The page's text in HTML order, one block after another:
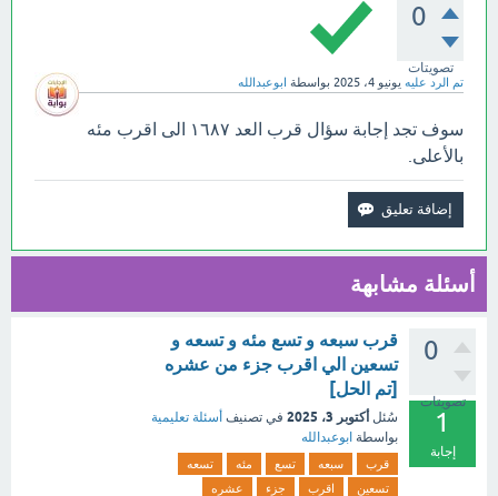
0
تصويتات
تم الرد عليه يونيو 4، 2025 بواسطة ابوعبدالله
سوف تجد إجابة سؤال قرب العد ١٦٨٧ الى اقرب مئه
بالأعلى.
أسئلة مشابهة
0
تصويتات
1
إجابة
قرب سبعه و تسع مئه و تسعه و
تسعين الي اقرب جزء من عشره
[تم الحل]
سُئل أكتوبر 3، 2025 في تصنيف أسئلة تعليمية
بواسطة ابوعبدالله
قرب سبعه تسع مئه
تسعه
تسعين
اقرب جزء عشره